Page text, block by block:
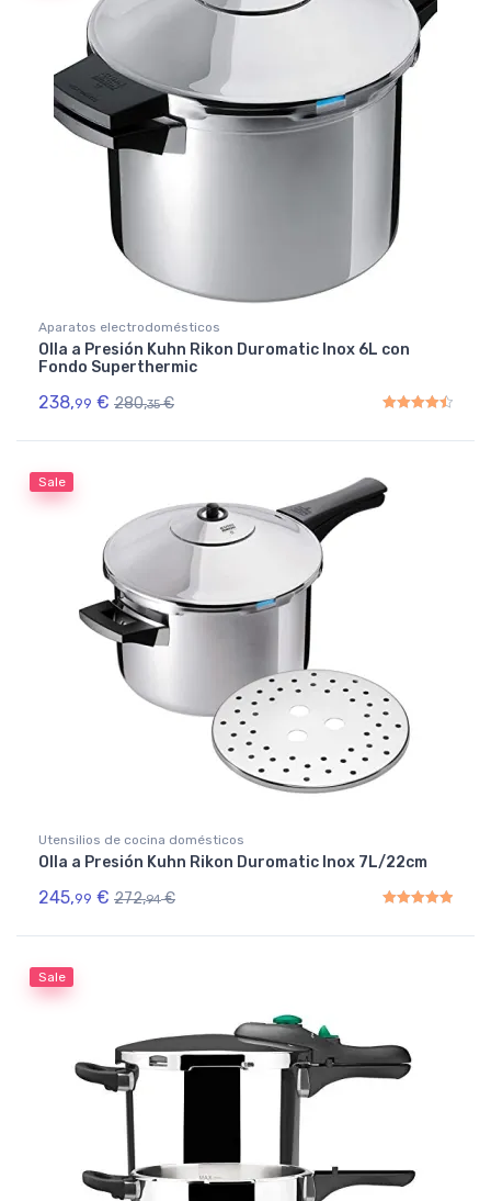
Aparatos electrodomésticos
Olla a Presión Kuhn Rikon Duromatic Inox 6L con
Fondo Superthermic
238,99 € 280,35 €
Sale
Utensilios de cocina domésticos
Olla a Presión Kuhn Rikon Duromatic Inox 7L/22cm
245,99 € 272,94 €
Sale